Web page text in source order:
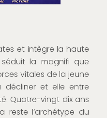
et intègre la haute
la magnifi que
vitales de la jeune
et elle entre
Quatre-vingt dix ans
reste l’archétype du